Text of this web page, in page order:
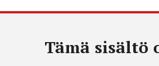
Tämä